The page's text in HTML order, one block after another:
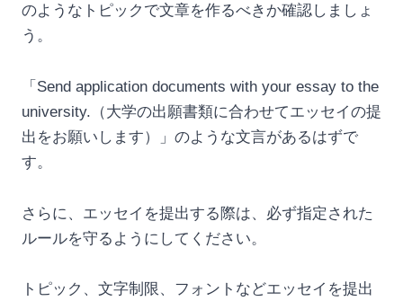
のようなトピックで文章を作るべきか確認しましょ
う。
「Send application documents with your essay to the
university.（大学の出願書類に合わせてエッセイの提
出をお願いします）」のような文言があるはずで
す。
さらに、エッセイを提出する際は、必ず指定された
ルールを守るようにしてください。
トピック、文字制限、フォントなどエッセイを提出